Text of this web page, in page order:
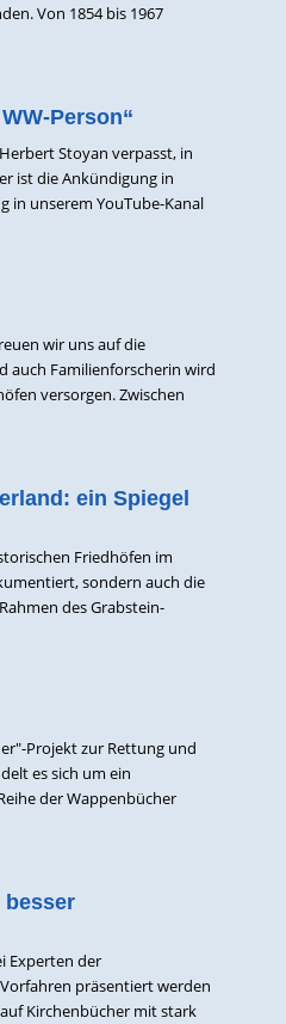
Von 1854 bis 1967
Person“
Stoyan verpasst, in
ist die Ankündigung in
in unserem YouTube-Kanal
wir uns auf die
auch Familienforscherin wird
versorgen. Zwischen
ein Spiegel
Friedhöfen im
sondern auch die
des Grabstein-
Projekt zur Rettung und
es sich um ein
der Wappenbücher
besser
Experten der
präsentiert werden
Kirchenbücher mit stark